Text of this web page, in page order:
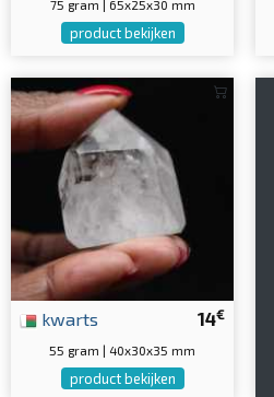
75 gram | 65x25x30 mm
product bekijken
14€
kwarts
55 gram | 40x30x35 mm
product bekijken